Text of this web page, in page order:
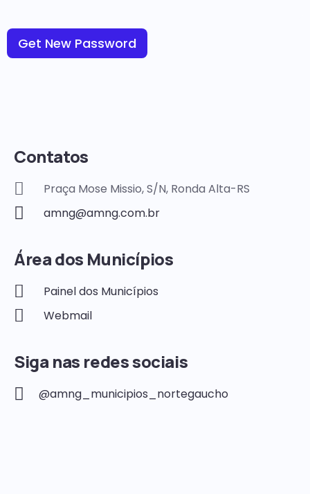
Contatos
Praça Mose Missio, S/N, Ronda Alta-RS
amng@amng.com.br
Área dos Municípios
Painel dos Municípios
Webmail
Siga nas redes sociais
@amng_municipios_nortegaucho